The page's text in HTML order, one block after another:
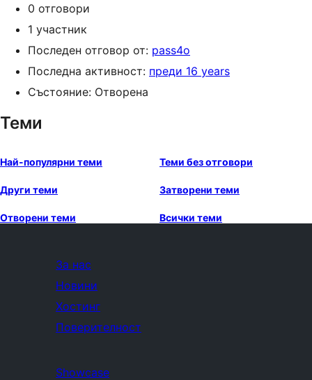
0 отговори
1 участник
Последен отговор от: pass4o
Последна активност: преди 16 years
Състояние: Отворена
Теми
Най-популярни теми Теми без отговори
Други теми Затворени теми
Отворени теми Всички теми
За нас
Новини
Хостинг
Поверителност
Showcase